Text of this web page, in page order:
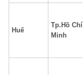
Huế
Tp.Hồ Chí
Minh